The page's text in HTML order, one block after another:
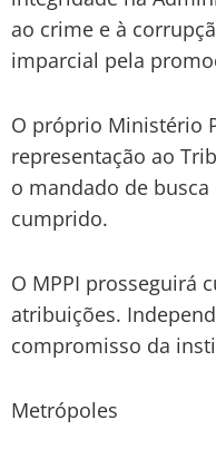
ao crime e à
imparcial pela
O próprio Ministério
representação ao
o mandado de
cumprido.
O MPPI prosseguirá
atribuições.
compromisso da
Metrópoles